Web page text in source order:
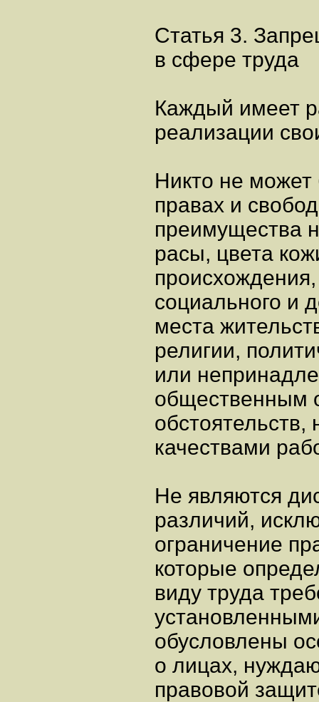
Статья 3.
в сфере труда
Каждый имеет
реализации
Никто не может
правах и
преимущества
расы, цвета
социального и
места
религии,
или
общественным
качествами
Не являются
различий,
ограничение
которые
виду труда
обусловлены
о лицах,
правовой